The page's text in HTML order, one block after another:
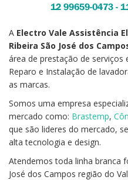
A Electro Vale Assistência
Ribeira São José dos
área de prestação de
Reparo e Instalação de
as marcas.
Somos uma empresa
mercado como: Brastemp,
que são lideres do mercado,
alta tecnologia e design.
Atendemos toda linha branca
José dos Campos região do